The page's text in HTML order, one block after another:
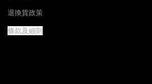
退換貨政策
條款及細則